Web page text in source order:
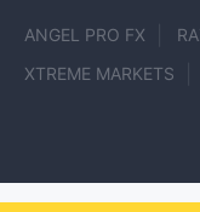
ANGEL PRO FX
XTREME MARKETS
AYA Markets
Far